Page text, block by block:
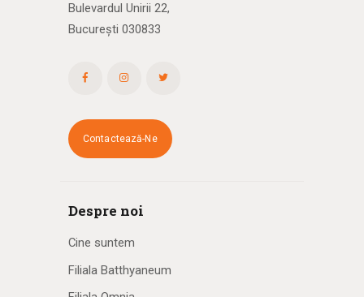
Bulevardul Unirii 22,
București 030833
Contactează-Ne
Despre noi
Cine suntem
Filiala Batthyaneum